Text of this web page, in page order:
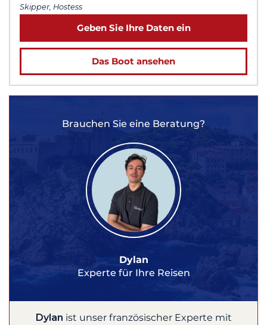
Skipper, Hostess
Geben Sie Ihre Daten ein
Das Boot ansehen
Brauchen Sie eine Beratung?
Dylan
Experte für Ihre Reisen
Dylan ist unser französischer Experte mit